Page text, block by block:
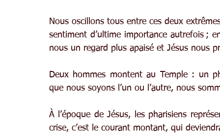
Nous oscillons tous entre ces deux
sentiment d’ultime importance autrefois ;
nous un regard plus apaisé et Jésus nous
Deux hommes montent au Temple : un
que nous soyons l’un ou l’autre, nous
À l’époque de Jésus, les pharisiens
crise, c’est le courant montant, qui